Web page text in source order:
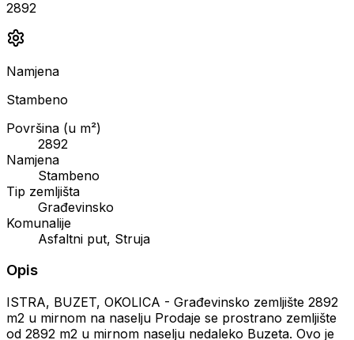
2892
Namjena
Stambeno
Površina (u m²)
2892
Namjena
Stambeno
Tip zemljišta
Građevinsko
Komunalije
Asfaltni put, Struja
Opis
ISTRA, BUZET, OKOLICA - Građevinsko zemljište 2892
m2 u mirnom na naselju Prodaje se prostrano zemljište
od 2892 m2 u mirnom naselju nedaleko Buzeta. Ovo je